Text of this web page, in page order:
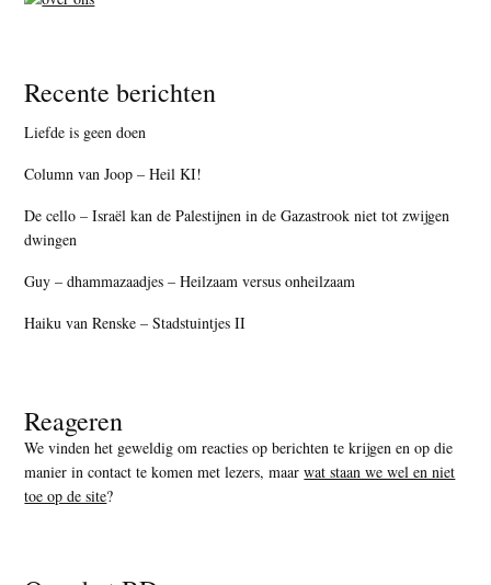
Recente berichten
Liefde is geen doen
Column van Joop – Heil KI!
De cello – Israël kan de Palestijnen in de Gazastrook niet tot zwijgen
dwingen
Guy – dhammazaadjes – Heilzaam versus onheilzaam
Haiku van Renske – Stadstuintjes II
Reageren
We vinden het geweldig om reacties op berichten te krijgen en op die
manier in contact te komen met lezers, maarwat staan we wel en niet
toe op de site?